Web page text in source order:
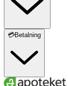
💳Betalning